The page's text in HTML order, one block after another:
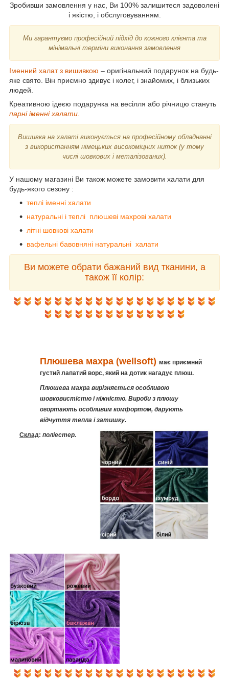
Зробивши замовлення у нас, Ви 100% залишитеся задоволені
і якістю, і обслуговуванням.
Ми гарантуємо професійний підхід до кожного клієнта та
мінімальні терміни виконання замовлення
Іменний халат з вишивкою – оригінальний подарунок на будь-
яке свято. Він приємно здивує і колег, і знайомих, і близьких
людей.
Креативною ідеєю подарунка на весілля або річницю стануть
парні іменні халати.
Вишивка на халаті виконується на професійному обладнанні
з використанням німецьких високоміцних ниток (у тому
числі шовкових і металізованих).
У нашому магазині Ви також можете замовити халати для
будь-якого сезону :
теплі іменні халати
натуральні і теплі плюшеві махрові халати
літні шовкові халати
вафельні бавовняні натуральні халати
Ви можете обрати бажаний вид тканини, а
також її колір:
Плюшева махра (wellsoft) має приємний
густий лапатий ворс, який на дотик нагадує плюш.
Плюшева махра вирізняється особливою
шовковистістю і ніжністю. Вироби з плюшу
огортають особливим комфортом, дарують
відчуття тепла і затишку.
Склад: поліестер.